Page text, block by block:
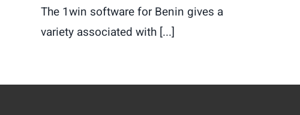
The 1win software for Benin gives a
variety associated with [...]